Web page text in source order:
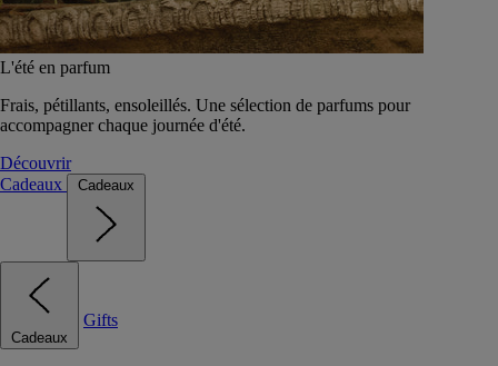
L'été en parfum
Frais, pétillants, ensoleillés. Une sélection de parfums pour
accompagner chaque journée d'été.
Découvrir
Cadeaux
Cadeaux
Cadeaux
Gifts